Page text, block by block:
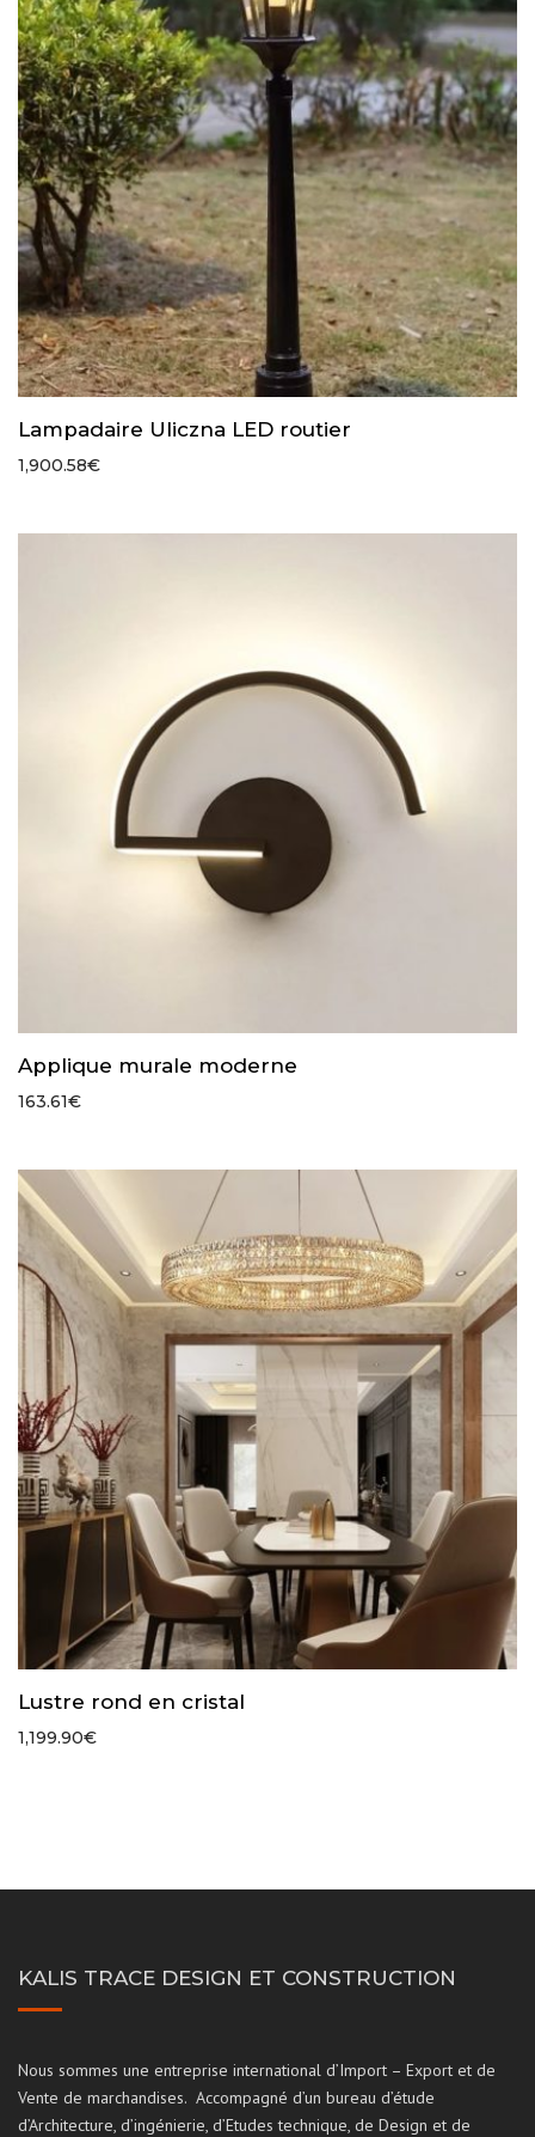
Lampadaire Uliczna LED routier
1,900.58€
Applique murale moderne
163.61€
Lustre rond en cristal
1,199.90€
KALIS TRACE DESIGN ET CONSTRUCTION
Nous sommes une entreprise international d’Import – Export et de
Vente de marchandises. Accompagné d’un bureau d’étude
d’Architecture, d’ingénierie, d’Etudes technique, de Design et de